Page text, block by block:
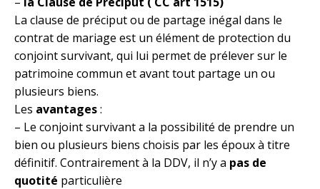
La clause de préciput ou de partage inégal dans le
contrat de mariage est un élément de protection du
conjoint survivant, qui lui permet de prélever sur le
patrimoine commun et avant tout partage un ou
plusieurs biens.
Les avantages:
– Le conjoint survivant a la possibilité de prendre un
bien ou plusieurs biens choisis par les époux à titre
définitif. Contrairement à la DDV, il n’y a pas de
quotité particulière